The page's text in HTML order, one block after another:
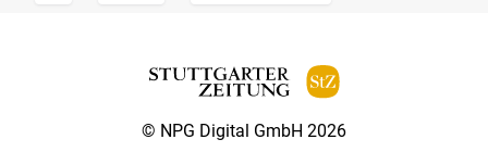
© NPG Digital GmbH 2026